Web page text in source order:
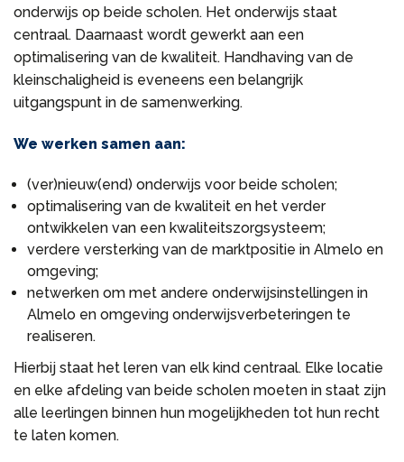
onderwijs op beide scholen. Het onderwijs staat
centraal. Daarnaast wordt gewerkt aan een
optimalisering van de kwaliteit. Handhaving van de
kleinschaligheid is eveneens een belangrijk
uitgangspunt in de samenwerking.
We werken samen aan:
(ver)nieuw(end) onderwijs voor beide scholen;
optimalisering van de kwaliteit en het verder
ontwikkelen van een kwaliteitszorgsysteem;
verdere versterking van de marktpositie in Almelo en
omgeving;
netwerken om met andere onderwijsinstellingen in
Almelo en omgeving onderwijsverbeteringen te
realiseren.
Hierbij staat het leren van elk kind centraal. Elke locatie
en elke afdeling van beide scholen moeten in staat zijn
alle leerlingen binnen hun mogelijkheden tot hun recht
te laten komen.